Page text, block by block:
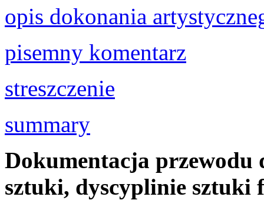
opis dokonania
pisemny komentarz
streszczenie
summary
Dokumentacja przewodu
sztuki, dyscyplinie sztuki